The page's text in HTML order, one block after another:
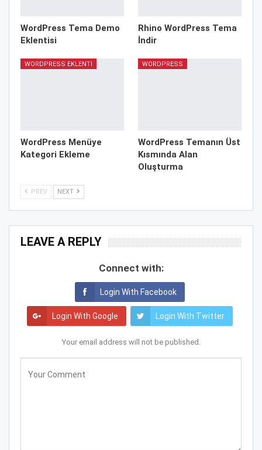
WordPress Tema Demo
Eklentisi
Rhino WordPress Tema
İndir
WORDPRESS EKLENTI
WordPress Menüye
Kategori Ekleme
WORDPRESS
WordPress Temanın Üst
Kısmında Alan
Oluşturma
PREV NEXT
LEAVE A REPLY
Connect with:
Login With Facebook
Login With Google Login With Twitter
Your email address will not be published.